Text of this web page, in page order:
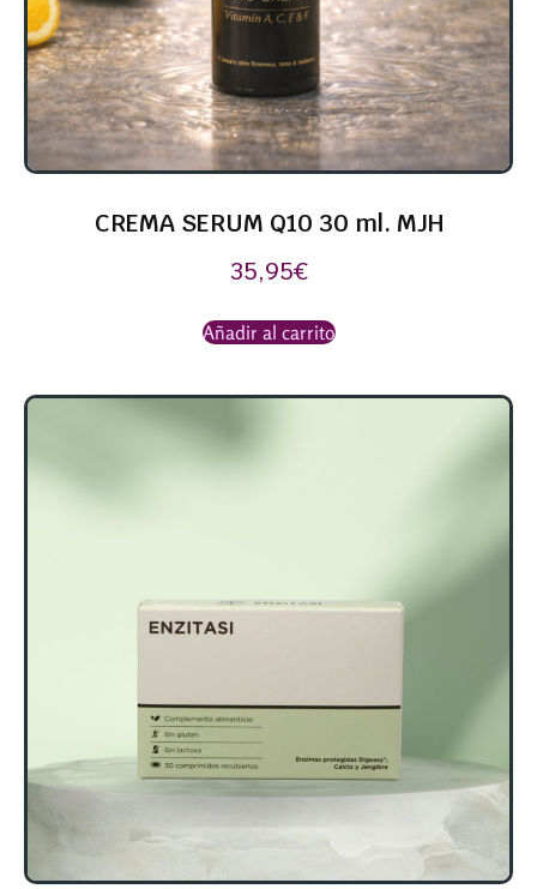
CREMA SERUM Q10 30 ml. MJH
35,95€
Añadir al carrito